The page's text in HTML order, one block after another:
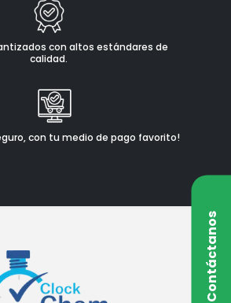
con altos estándares de
calidad.
con tu medio de pago favorito!
Contáctanos